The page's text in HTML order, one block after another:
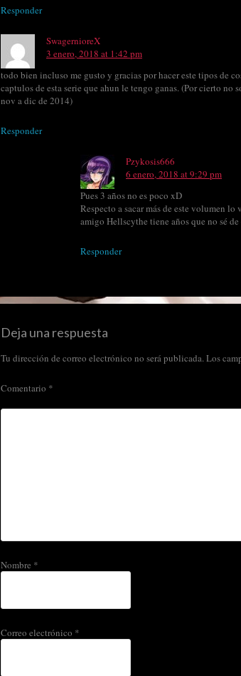
Responder
SwagernioreX
3 enero, 2018 at 1:42 pm
todo bien incluso me gusto y gracias por hacer este tipos de
captulos de esta serie que ahun le tengo ganas. (Por cierto no
nov a dic de 2014)
Responder
Pzykosis666
6 enero, 2018 at 9:29 pm
Pues 3 años no es poco xD
Respecto a sacar más de este volumen
amigo Hellscythe tiene años que no sé
Responder
Deja una respuesta
Tu dirección de correo electrónico no será publicada.Los
Comentario *
Nombre *
Correo electrónico *